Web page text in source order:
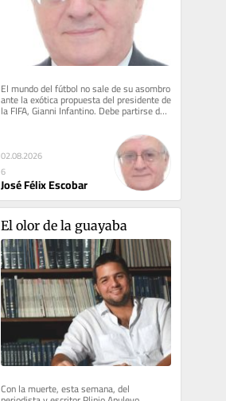
El mundo del fútbol no sale de su asombro
ante la exótica propuesta del presidente de
la FIFA, Gianni Infantino. Debe partirse de
la base de que el...
02.08.2026
6
José Félix Escobar
El olor de la guayaba
Con la muerte, esta semana, del